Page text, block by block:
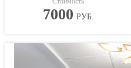
7000 РУБ.